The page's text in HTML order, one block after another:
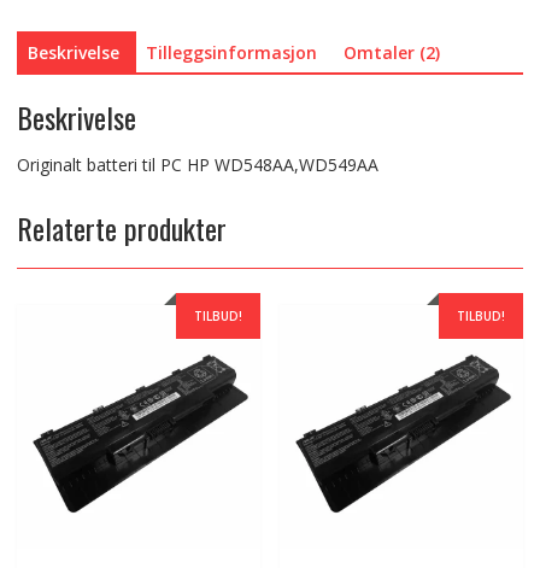
Beskrivelse Tilleggsinformasjon Omtaler (2)
Beskrivelse
Originalt batteri til PC HP WD548AA,WD549AA
Relaterte produkter
TILBUD! TILBUD!